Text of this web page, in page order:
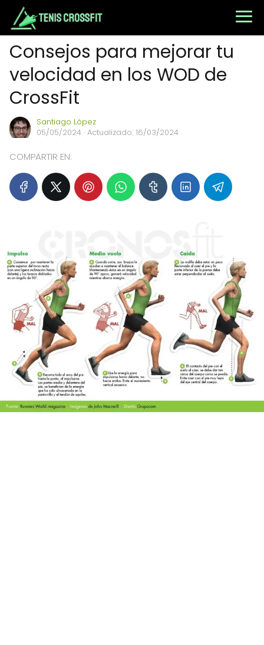
Consejos para mejorar tu
velocidad en los WOD de
CrossFit
Santiago López
05/05/2024 · Actualizado: 16/03/2024
COMPARTIR EN: